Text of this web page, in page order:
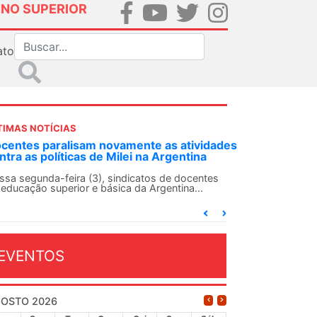
SUPERIOR
NOTÍCIAS
ANDES-SN convoca docentes para Dia de
Solidariedade Internacionalista com Cuba em
13 de agosto
O ANDES-SN conclama suas seções sindicais e o
2026